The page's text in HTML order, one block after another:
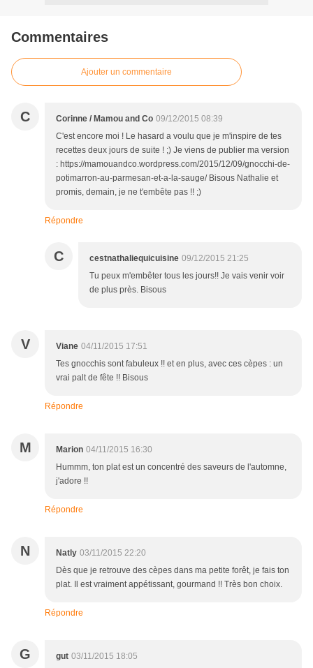
Commentaires
Ajouter un commentaire
C Corinne / Mamou and Co 09/12/2015 08:39
C'est encore moi ! Le hasard a voulu que je m'inspire de tes
recettes deux jours de suite ! ;) Je viens de publier ma version
: https://mamouandco.wordpress.com/2015/12/09/gnocchi-de-
potimarron-au-parmesan-et-a-la-sauge/ Bisous Nathalie et
promis, demain, je ne t'embête pas !! ;)
Répondre
C cestnathaliequicuisine 09/12/2015 21:25
Tu peux m'embêter tous les jours!! Je vais venir voir
de plus près. Bisous
V Viane 04/11/2015 17:51
Tes gnocchis sont fabuleux !! et en plus, avec ces cèpes : un
vrai palt de fête !! Bisous
Répondre
M Marion 04/11/2015 16:30
Hummm, ton plat est un concentré des saveurs de l'automne,
j'adore !!
Répondre
N Natly 03/11/2015 22:20
Dès que je retrouve des cèpes dans ma petite forêt, je fais ton
plat. Il est vraiment appétissant, gourmand !! Très bon choix.
Répondre
G gut 03/11/2015 18:05